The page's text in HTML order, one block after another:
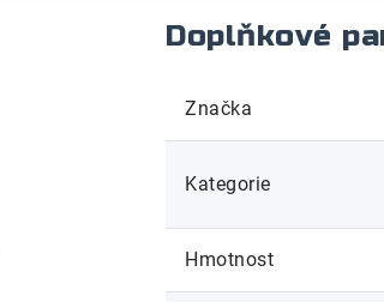
Doplňkové
Značka
Kategorie
Hmotnost